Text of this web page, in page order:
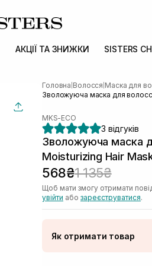
АКЦІЇ ТА ЗНИЖКИ SISTERS
Головна Волосся Маска для
Зволожуюча маска для
MKS-ECO
3 відгуків
Зволожуюча маска
Moisturizing Hair
568₴1 135₴
Щоб мати змогу отримати
увійти або зареєструватися.
Як отримати товар